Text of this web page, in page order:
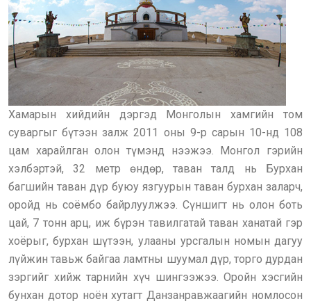
Хамарын хийдийн дэргэд Монголын хамгийн том
суваргыг бүтээн залж 2011 оны 9-р сарын 10-нд 108
цам харайлган олон түмэнд нээжээ. Монгол гэрийн
хэлбэртэй, 32 метр өндөр, таван талд нь Бурхан
багшийн таван дүр буюу язгуурын таван бурхан заларч,
оройд нь соёмбо байрлуулжээ. Сүншигт нь олон боть
цай, 7 тонн арц, иж бүрэн тавилгатай таван ханатай гэр
хоёрыг, бурхан шүтээн, улааны урсгалын номын дагуу
лүйжин тавьж байгаа ламтны шуумал дүр, торго дурдан
зэргийг хийж тарнийн хүч шингээжээ. Оройн хэсгийн
бунхан дотор ноён хутагт Данзанравжаагийн номлосон